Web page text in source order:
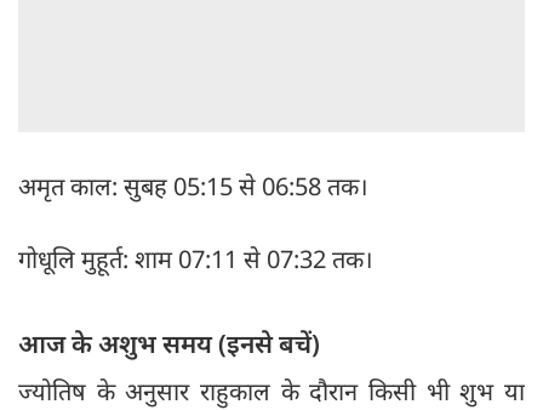
अमृत काल: सुबह 05:15 से 06:58 तक।
गोधूलि मुहूर्त: शाम 07:11 से 07:32 तक।
आज के अशुभ समय (इनसे बचें)
ज्योतिष के अनुसार राहुकाल के दौरान किसी भी शुभ या